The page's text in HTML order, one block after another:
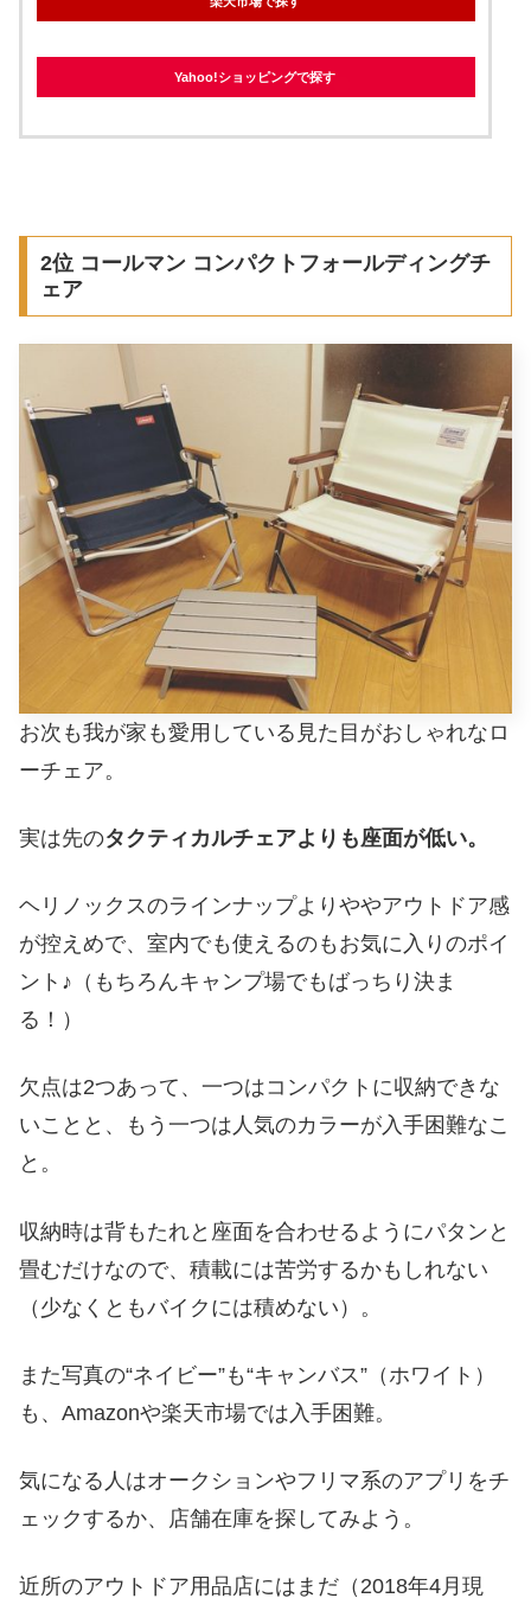
Yahoo!ショッピングで探す
2位 コールマン コンパクトフォールディングチ
ェア
お次も我が家も愛用している見た目がおしゃれなロ
ーチェア。
実は先のタクティカルチェアよりも座面が低い。
ヘリノックスのラインナップよりややアウトドア感
が控えめで、室内でも使えるのもお気に入りのポイ
ント♪（もちろんキャンプ場でもばっちり決ま
る！）
欠点は2つあって、一つはコンパクトに収納できな
いことと、もう一つは人気のカラーが入手困難なこ
と。
収納時は背もたれと座面を合わせるようにパタンと
畳むだけなので、積載には苦労するかもしれない
（少なくともバイクには積めない）。
また写真の“ネイビー”も“キャンバス”（ホワイト）
も、Amazonや楽天市場では入手困難。
気になる人はオークションやフリマ系のアプリをチ
ェックするか、店舗在庫を探してみよう。
近所のアウトドア用品店にはまだ（2018年4月現